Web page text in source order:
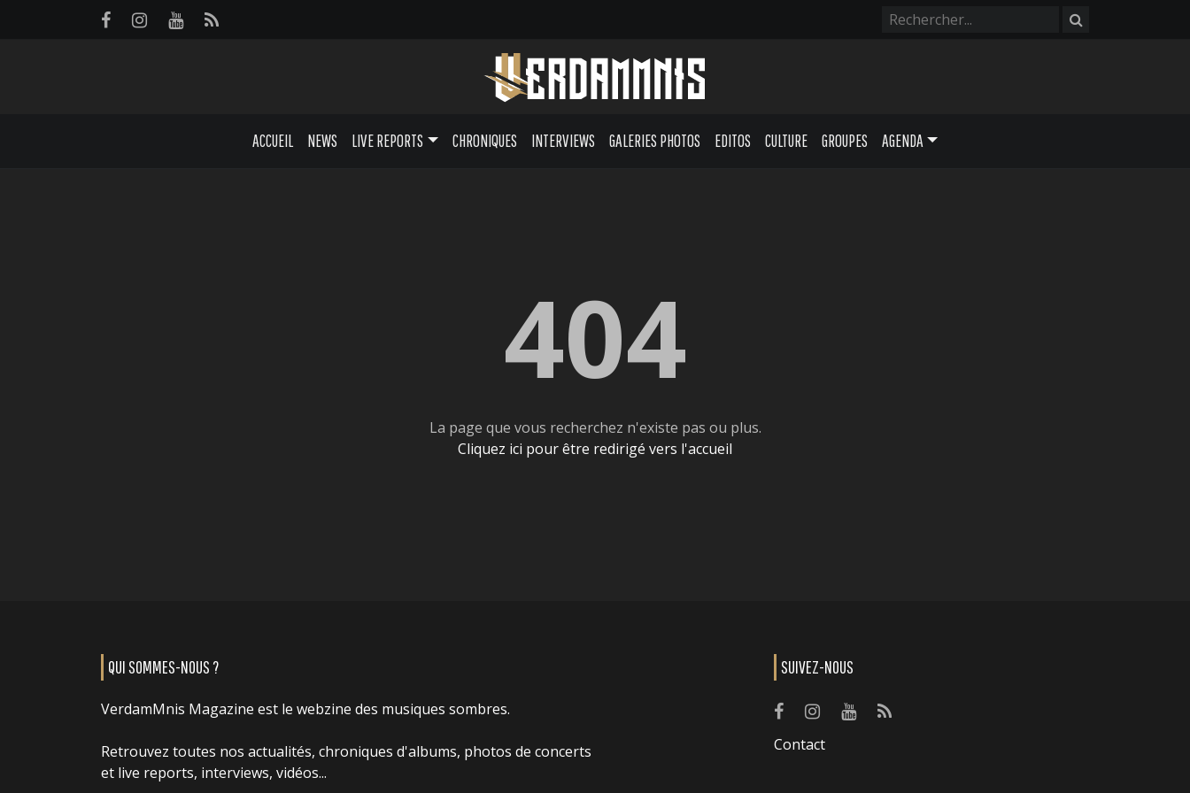
ACCUEIL NEWS LIVE REPORTS CHRONIQUES INTERVIEWS GALERIES PHOTOS EDITOS CULTURE GROUPES AGENDA
404
La page que vous recherchez n'existe pas ou plus.
Cliquez ici pour être redirigé vers l'accueil
QUI SOMMES-NOUS ?
VerdamMnis Magazine est le webzine des musiques sombres.
Retrouvez toutes nos actualités, chroniques d'albums, photos de concerts
et live reports, interviews, vidéos...
SUIVEZ-NOUS
Contact
Panneau de gestion des cookies